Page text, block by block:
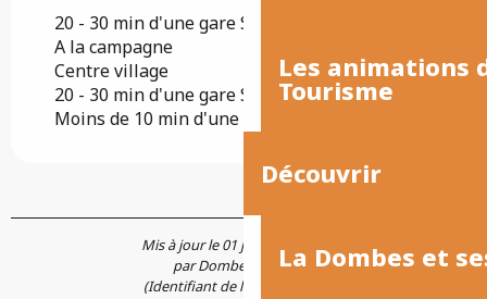
Les animations
Tourisme
Découvrir
La Dombes et
20 - 30 min d'une gare SNCF à vélo électrique
A la campagne
Centre village
20 - 30 min d'une gare SNCF à vélo
Moins de 10 min d'une gare SNCF en voiture
Mis à jour le 01 juin 2026 à 09:56
par Dombes Tourisme
(Identifiant de l'offre :